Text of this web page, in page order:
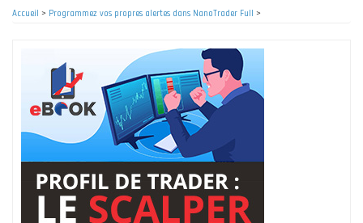
Accueil > Programmez vos propres alertes dans NanoTrader Full >